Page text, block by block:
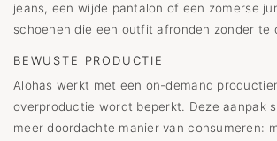
jeans, een wijde pantalon of een zomerse
schoenen die een outfit afronden zonder te
BEWUSTE PRODUCTIE
Alohas werkt met een on-demand
overproductie wordt beperkt. Deze aanpak
meer doordachte manier van consumeren: